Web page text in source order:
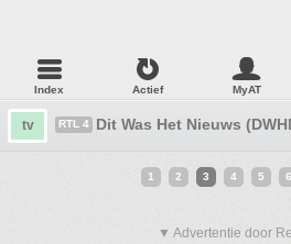
Index Actief MyAT
tv RTL 4 Dit Was Het Nieuws
1 2 3 4 5 6
▼ Advertentie door